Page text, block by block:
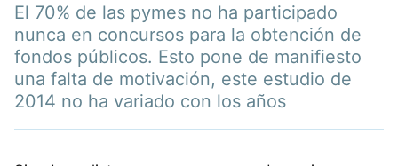
El 70% de las pymes no ha participado
nunca en concursos para la obtención de
fondos públicos. Esto pone de manifiesto
una falta de motivación, este estudio de
2014 no ha variado con los años